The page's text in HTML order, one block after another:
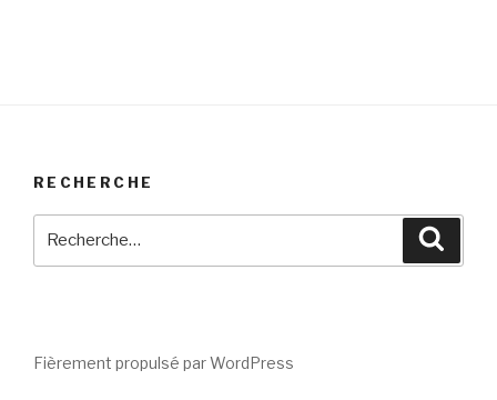
RECHERCHE
Fièrement propulsé par WordPress